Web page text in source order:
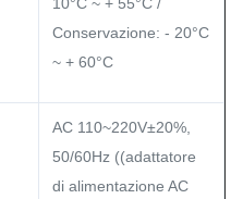
Conservazione: - 20°C
~ + 60°C
AC 110~220V±20%,
50/60Hz ((adattatore
di alimentazione AC